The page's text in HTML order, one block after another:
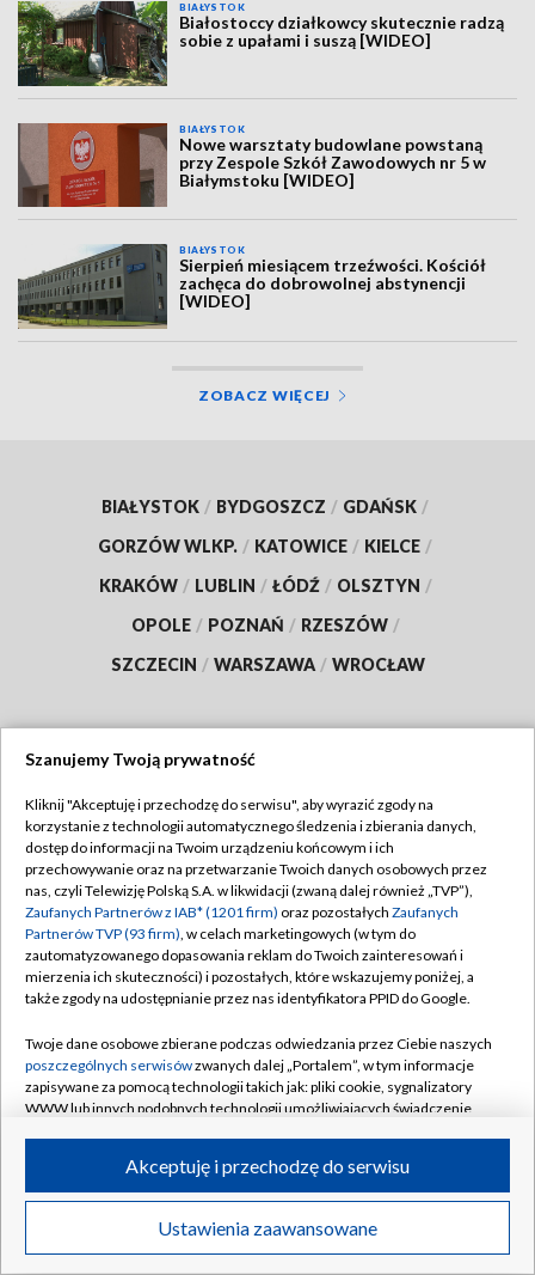
BIAŁYSTOK
Białostoccy działkowcy skutecznie radzą
sobie z upałami i suszą [WIDEO]
BIAŁYSTOK
Nowe warsztaty budowlane powstaną
przy Zespole Szkół Zawodowych nr 5 w
Białymstoku [WIDEO]
BIAŁYSTOK
Sierpień miesiącem trzeźwości. Kościół
zachęca do dobrowolnej abstynencji
[WIDEO]
ZOBACZ WIĘCEJ
BIAŁYSTOK / BYDGOSZCZ / GDAŃSK /
GORZÓW WLKP. / KATOWICE / KIELCE /
KRAKÓW / LUBLIN / ŁÓDŹ / OLSZTYN /
OPOLE / POZNAŃ / RZESZÓW /
SZCZECIN / WARSZAWA / WROCŁAW
TVP
Abonament TVP
Emisja w TVP
Centrum informacji TVP
Naziemna Telewizja Cyfrowa
Rada Programowa
System NOS
Informacje o nadawcy
Program dla prasy
Ogłoszenie przetargowe
Regulamin TVP
Polityka prywatności
Moje zgody
Pomoc
Kontakt
Kanały
©2026 Telewizja Polska S.A. w likwidacji
Szanujemy Twoją prywatność
Kliknij "Akceptuję i przechodzę do serwisu", aby wyrazić zgody na
korzystanie z technologii automatycznego śledzenia i zbierania danych,
dostęp do informacji na Twoim urządzeniu końcowym i ich
przechowywanie oraz na przetwarzanie Twoich danych osobowych przez
nas, czyli Telewizję Polską S.A. w likwidacji (zwaną dalej również „TVP”),
Zaufanych Partnerów z IAB* (1201 firm) oraz pozostałych Zaufanych
Partnerów TVP (93 firm), w celach marketingowych (w tym do
zautomatyzowanego dopasowania reklam do Twoich zainteresowań i
mierzenia ich skuteczności) i pozostałych, które wskazujemy poniżej, a
także zgody na udostępnianie przez nas identyfikatora PPID do Google.
Twoje dane osobowe zbierane podczas odwiedzania przez Ciebie naszych
poszczególnych serwisówzwanych dalej „Portalem”, w tym informacje
zapisywane za pomocą technologii takich jak: pliki cookie, sygnalizatory
WWW lub innych podobnych technologii umożliwiających świadczenie
ruchu w Internecie.
Twoje dane osobowe zbierane podczas odwiedzania przez Ciebie
poszczególnych serwisówna Portalu, takie jak adresy IP, identyfikatory
Ustawienia zaawansowane
Akceptuję i przechodzę do serwisu